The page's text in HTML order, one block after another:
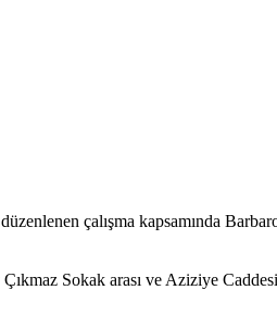
çalışma kapsamında
Sokak arası ve Aziziye